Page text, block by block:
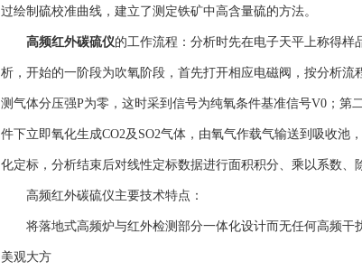
过绘制硫校准曲线，建立了测定铁矿中高含量硫的方法。
高频红外碳硫仪的工作流程：分析时先在电子天平上称得
析，开始的一阶段为吹氧阶段，首先打开相应电磁阀，按分析流
测气体分压强P为零，这时采到信号为纯氧条件基准信号V0；
件下立即氧化生成CO2及SO2气体，由氧气作载气输送到吸收
化定标，分析结束后对线性定标数据进行面积积分、乘以系数、
高频红外碳硫仪主要技术特点：
将落地式高频炉与红外检测部分一体化设计而无任何高频干
美观大方